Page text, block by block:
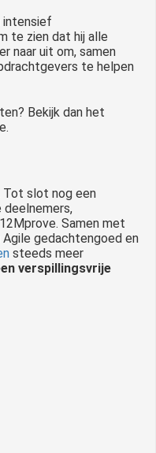
intensief
te zien dat hij alle
naar uit om, samen
te helpen
Bekijk dan het
Tot slot nog een
deelnemers,
Samen met
gedachtengoed en
steeds meer
verspillingsvrije